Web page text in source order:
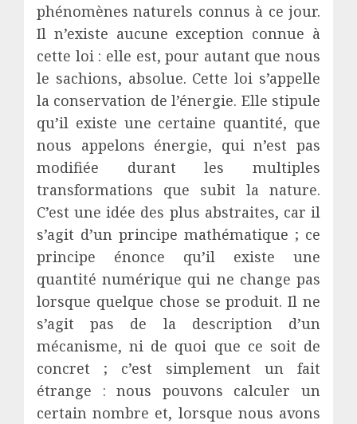
phénomènes naturels connus à ce jour.
Il n’existe aucune exception connue à
cette loi : elle est, pour autant que nous
le sachions, absolue. Cette loi s’appelle
la conservation de l’énergie. Elle stipule
qu’il existe une certaine quantité, que
nous appelons énergie, qui n’est pas
modifiée durant les multiples
transformations que subit la nature.
C’est une idée des plus abstraites, car il
s’agit d’un principe mathématique ; ce
principe énonce qu’il existe une
quantité numérique qui ne change pas
lorsque quelque chose se produit. Il ne
s’agit pas de la description d’un
mécanisme, ni de quoi que ce soit de
concret ; c’est simplement un fait
étrange : nous pouvons calculer un
certain nombre et, lorsque nous avons